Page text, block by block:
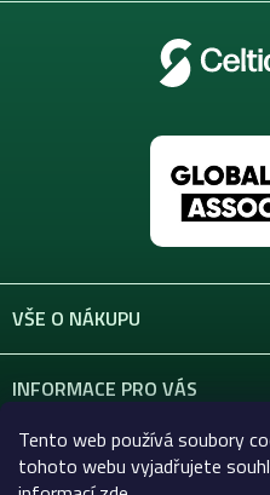
Tento web používá soubory
tohoto webu vyjadřujete
VŠE O NÁKUPU
INFORMACE PRO VÁS
KONTAKT